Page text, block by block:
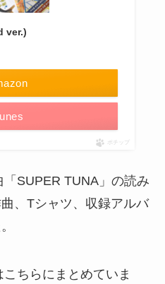
ver.)
ポチップ
SUPER TUNA」の読み
、Tシャツ、収録アルバ
ちらにまとめていま